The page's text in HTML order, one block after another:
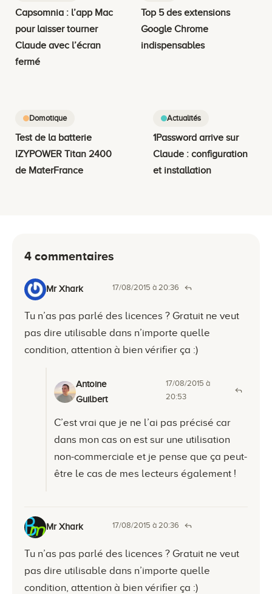
Capsomnia : l’app Mac
pour laisser tourner
Claude avec l’écran
fermé
Top 5 des extensions
Google Chrome
indispensables
Domotique
Test de la batterie
IZYPOWER Titan 2400
de MaterFrance
Actualités
1Password arrive sur
Claude : configuration
et installation
4 commentaires
Mr Xhark 17/08/2015 à 20:36
Tu n’as pas parlé des licences ? Gratuit ne veut
pas dire utilisable dans n’importe quelle
condition, attention à bien vérifier ça :)
Antoine
Guilbert
17/08/2015 à
20:53
C’est vrai que je ne l’ai pas précisé car
dans mon cas on est sur une utilisation
non-commerciale et je pense que ça peut-
être le cas de mes lecteurs également !
Mr Xhark 17/08/2015 à 20:36
Tu n’as pas parlé des licences ? Gratuit ne veut
pas dire utilisable dans n’importe quelle
condition, attention à bien vérifier ça :)